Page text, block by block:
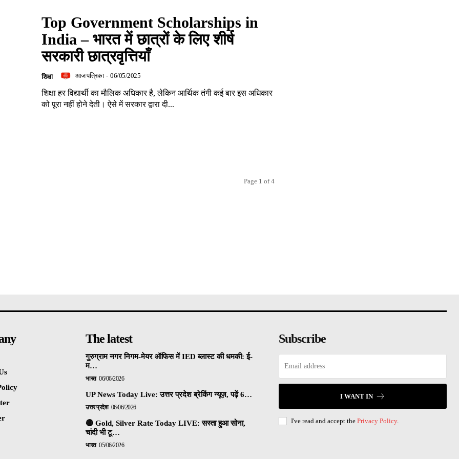
Top Government Scholarships in
India – भारत में छात्रों के लिए शीर्ष
सरकारी छात्रवृत्तियाँ
शिक्षा आज पत्रिका - 06/05/2025
शिक्षा हर विद्यार्थी का मौलिक अधिकार है, लेकिन आर्थिक तंगी कई बार इस अधिकार
को पूरा नहीं होने देती। ऐसे में सरकार द्वारा दी...
Page 1 of 4
The latest
गुरुग्राम नगर निगम-मेयर ऑफिस में IED ब्लास्ट की धमकी: ई-
म…
भारत 06/06/2026
UP News Today Live: उत्तर प्रदेश ब्रेकिंग न्यूज़, पढ़ें 6…
उत्तर प्रदेश 06/06/2026
🔴 Gold, Silver Rate Today LIVE: सस्ता हुआ सोना,
चांदी भी टू…
भारत 05/06/2026
Subscribe
I WANT IN
I've read and accept the Privacy Policy.